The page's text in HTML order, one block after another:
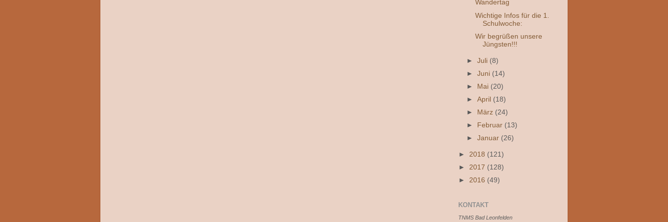
Wandertag
Wichtige Infos für die 1.
Schulwoche:
Wir begrüßen unsere
Jüngsten!!!
►Juli (8)
►Juni (14)
►
Mai (20)
►April (18)
►
März (24)
►
Februar (13)
►Januar (26)
► 2018 (121)
► 2017 (128)
► 2016 (49)
KONTAKT
TNMS Bad Leonfelden